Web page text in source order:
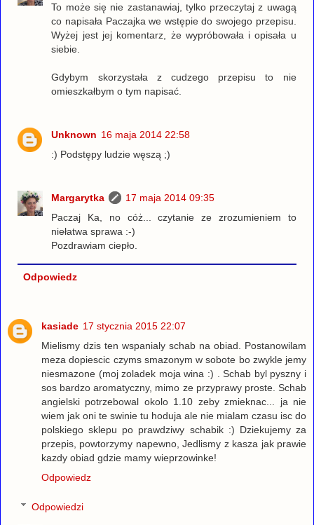
To może się nie zastanawiaj, tylko przeczytaj z uwagą
co napisała Paczajka we wstępie do swojego przepisu.
Wyżej jest jej komentarz, że wypróbowała i opisała u
siebie.
Gdybym skorzystała z cudzego przepisu to nie
omieszkałbym o tym napisać.
Unknown 16 maja 2014 22:58
:) Podstępy ludzie węszą ;)
Margarytka
17 maja 2014 09:35
Paczaj Ka, no cóż... czytanie ze zrozumieniem to
niełatwa sprawa :-)
Pozdrawiam ciepło.
Odpowiedz
kasiade 17 stycznia 2015 22:07
Mielismy dzis ten wspanialy schab na obiad. Postanowilam
meza dopiescic czyms smazonym w sobote bo zwykle jemy
niesmazone (moj zoladek moja wina :) . Schab byl pyszny i
sos bardzo aromatyczny, mimo ze przyprawy proste. Schab
angielski potrzebowal okolo 1.10 zeby zmieknac... ja nie
wiem jak oni te swinie tu hoduja ale nie mialam czasu isc do
polskiego sklepu po prawdziwy schabik :) Dziekujemy za
przepis, powtorzymy napewno, Jedlismy z kasza jak prawie
kazdy obiad gdzie mamy wieprzowinke!
Odpowiedz
Odpowiedzi